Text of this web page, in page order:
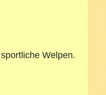
Welpen.